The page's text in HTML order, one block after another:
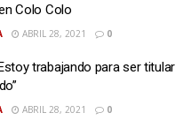
Colo Colo
ABRIL 28, 2021 0
trabajando para ser titular
ABRIL 28, 2021 0